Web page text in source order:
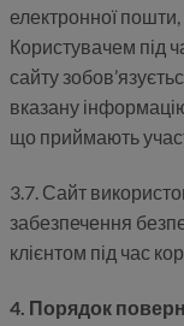
електронної
Користувачем під
сайту
вказану
що приймають
3.7. Сайт
забезпечення
клієнтом під час
4. Порядок